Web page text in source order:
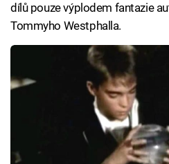
dílů pouze výplodem fantazie
Tommyho Westphalla.